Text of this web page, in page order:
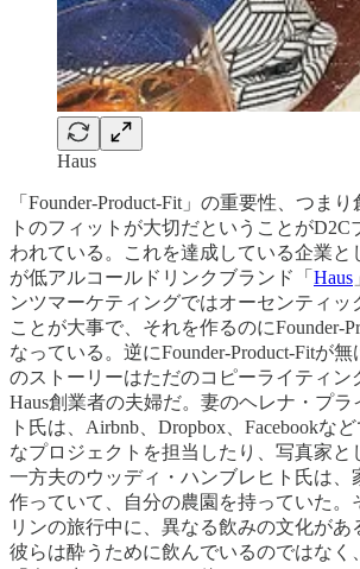
Haus
「Founder-Product-Fit」の重要性、つま
トのフィットが大切だということが
われている。これを達成している企業と
が低アルコールドリンクブランド「 Haus
ンツマーケティングではオーセンティッ
ことが大事で、それを作るのにFounder-
なっている。逆にFounder-Product-Fitが
のストーリーはただのコピーライティン
Haus創業者の夫婦だ。妻のヘレナ・プラ
ト氏は、Airbnb、Dropbox、Facebookな
なプロジェクトを担当したり、写真家と
一方夫のウッディ・ハンブレヒト氏は、
作っていて、自分の農園を持っていた。
リンの旅行中に、異なる飲みの文化があ
彼らは酔うために飲んでいるのではなく